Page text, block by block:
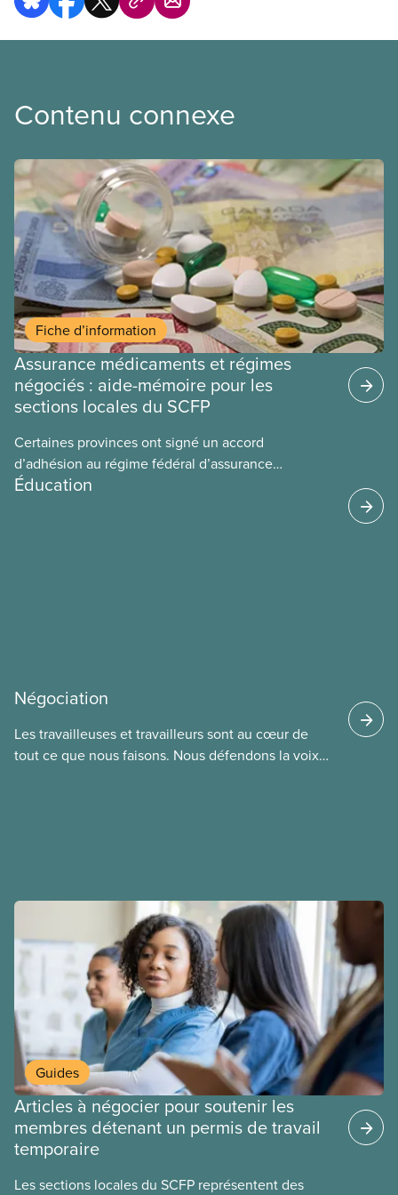
Contenu connexe
Fiche d’information
Assurance médicaments et régimes
négociés : aide-mémoire pour les
sections locales du SCFP
Certaines provinces ont signé un accord
d’adhésion au régime fédéral d’assurance
médicaments. Les sections locales du SCFP dans
Éducation
Négociation
Les travailleuses et travailleurs sont au cœur de
tout ce que nous faisons. Nous défendons la voix
Guides
Articles à négocier pour soutenir les
membres détenant un permis de travail
temporaire
Les sections locales du SCFP représentent des